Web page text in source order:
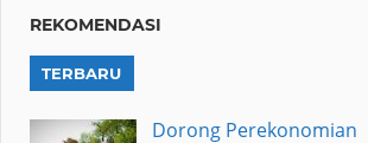
REKOMENDASI
TERBARU
Dorong Perekonomian